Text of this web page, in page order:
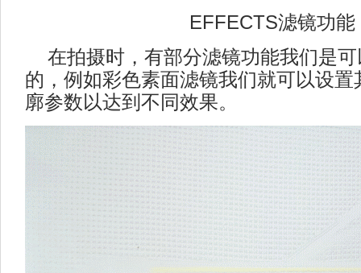
EFFECTS滤镜功能
在拍摄时，有部分滤镜功能我们是可
的，例如彩色素面滤镜我们就可以设置
廓参数以达到不同效果。